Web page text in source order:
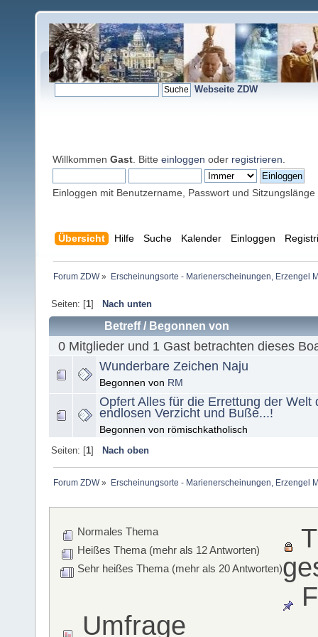
Webseite ZDW
Willkommen Gast . Bitte einloggen oder registrieren
Einloggen mit Benutzername, Passwort und Sitzungslänge
Übersicht Hilfe Suche Kalender Einloggen
Forum ZDW» Erscheinungsorte - Marienerscheinungen, Erzengel
Seiten: [1] Nach unten
Betreff/ Begonnen von
0 Mitglieder und 1 Gast betrachten dieses
Wunderbare Zeichen Naju
Begonnen von RM
Opfert Alles für die Errettung der Welt
endlosen Verzicht und Buße...!
Begonnen von römischkatholisch
Seiten: [1] Nach oben
Forum ZDW» Erscheinungsorte - Marienerscheinungen, Erzengel
Normales Thema
Heißes Thema (mehr als 12 Antworten)
Sehr heißes Thema (mehr als 20 Antworten)
Umfrage